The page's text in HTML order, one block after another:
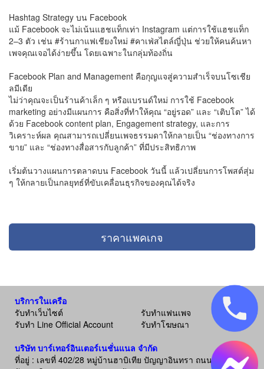
Hashtag Strategy บน Facebook
แม้ Facebook จะไม่เน้นแฮชแท็กเท่า Instagram แต่การใช้แฮชแท็ก
2–3 ตัว เช่น #ร้านกาแฟเชียงใหม่ #คาเฟ่สไตล์ญี่ปุ่น ช่วยให้คนค้นหา
เพจคุณเจอได้ง่ายขึ้น โดยเฉพาะในกลุ่มท้องถิ่น
Facebook Plan and Management คือกุญแจสู่ความสำเร็จบนโซเชีย
ลมีเดีย
ไม่ว่าคุณจะเป็นร้านค้าเล็ก ๆ หรือแบรนด์ใหม่ การใช้ Facebook
marketing อย่างมีแผนการ คือสิ่งที่ทำให้คุณ “อยู่รอด” และ “เติบโต” ได้
ด้วย Facebook content plan, Engagement strategy, และการ
วิเคราะห์ผล คุณสามารถเปลี่ยนเพจธรรมดาให้กลายเป็น “ช่องทางการ
ขาย” และ “ช่องทางสื่อสารกับลูกค้า” ที่มีประสิทธิภาพ
เริ่มต้นวางแผนการตลาดบน Facebook วันนี้ แล้วเปลี่ยนการโพสต์สุ่ม
ๆ ให้กลายเป็นกลยุทธ์ที่ขับเคลื่อนธุรกิจของคุณได้จริง
ราคาแพคเกจ
บริการในเครือ
รับทำเว็บไซต์
รับทำแฟนเพจ
รับทำ Line Official Account
รับทำโฆษณา
บริษัท บาร์เทอร์อินเตอร์เนชั่นแนล จำกัด
ที่อยู่ : เลขที่ 402/28 หมู่บ้านฮาบิเทีย ปัญญาอินทรา ถนน